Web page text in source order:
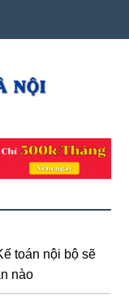
toán nội bộ sẽ
nào